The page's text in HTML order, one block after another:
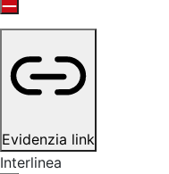
Evidenzia link
Interlinea